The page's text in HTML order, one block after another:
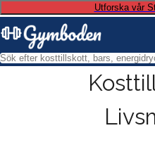
Utforska vår